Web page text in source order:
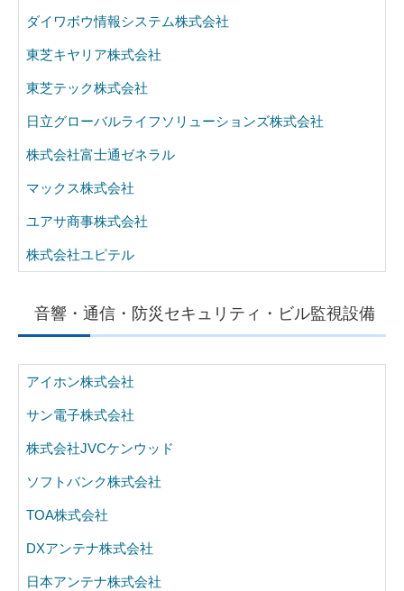
ダイワボウ情報システム株式会社
東芝キヤリア株式会社
東芝テック株式会社
日立グローバルライフソリューションズ株式会社
株式会社富士通ゼネラル
マックス株式会社
ユアサ商事株式会社
株式会社ユピテル
音響・通信・防災セキュリティ・ビル監視設備
アイホン株式会社
サン電子株式会社
株式会社JVCケンウッド
ソフトバンク株式会社
TOA株式会社
DXアンテナ株式会社
日本アンテナ株式会社